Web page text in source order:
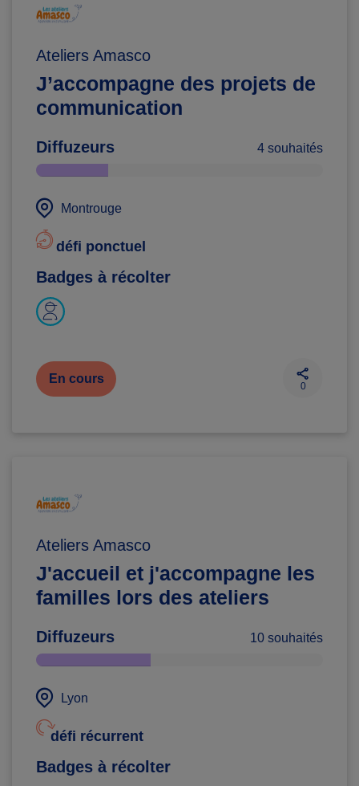
Ateliers Amasco
J’accompagne des projets de
communication
Diffuzeurs 4 souhaités
Montrouge
défi ponctuel
Badges à récolter
En cours
0
Ateliers Amasco
J'accueil et j'accompagne les
familles lors des ateliers
Diffuzeurs 10 souhaités
Lyon
défi récurrent
Badges à récolter